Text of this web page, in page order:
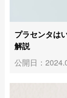
プラセンタは
解説
公開日：